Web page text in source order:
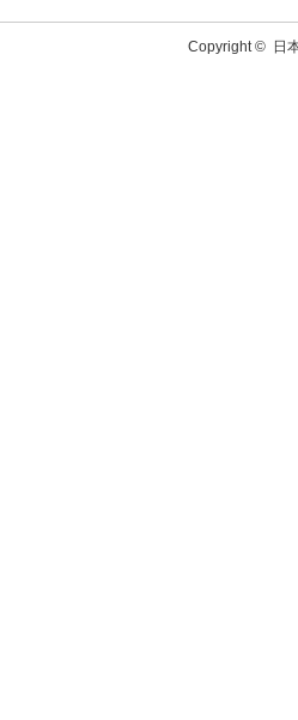
Copyright © 日